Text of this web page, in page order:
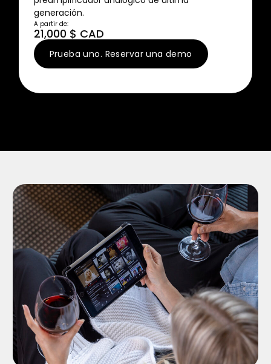
generación.
A partir de:
21,000 $ CAD
Prueba uno. Reservar una demo